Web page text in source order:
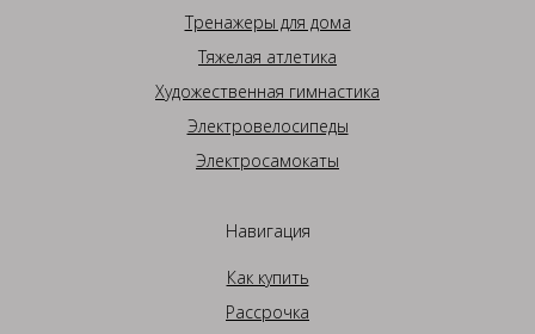
Тренажеры для дома
Тяжелая атлетика
Художественная гимнастика
Электровелосипеды
Электросамокаты
Навигация
Как купить
Рассрочка